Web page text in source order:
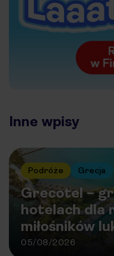
Inne wpisy
Podróże Grecja
Grecotel –
hotelach dla
miłośników
05/08/2026